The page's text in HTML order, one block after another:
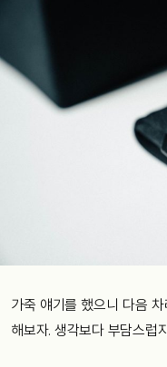
가죽 얘기를 했으니 다음
해보자. 생각보다 부담스럽